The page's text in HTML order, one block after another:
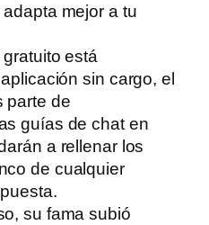
mejor a tu
está
sin cargo, el
parte de
guías de chat en
a rellenar los
de cualquier
su fama subió